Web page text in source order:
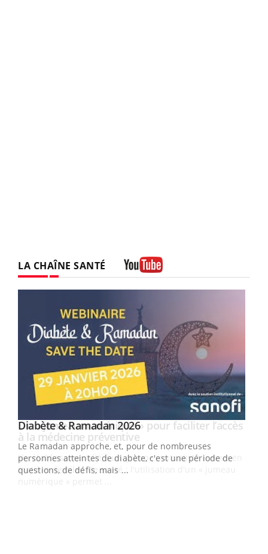
LA CHAÎNE SANTÉ
Youtube
Diabète & Ramadan 2026Youtube
Le Ramadan approche, et, pour de nombreuses
personnes atteintes de diabète, c'est une période de
questions, de défis, mais ...
Youtube
Un « jumeau numérique » pour faciliter l’accès
à la médecine préventiveYoutube
Un établissement lié à un groupe mutualiste innove en
matière de bilan de santé : l'utilisation d'un « jumeau